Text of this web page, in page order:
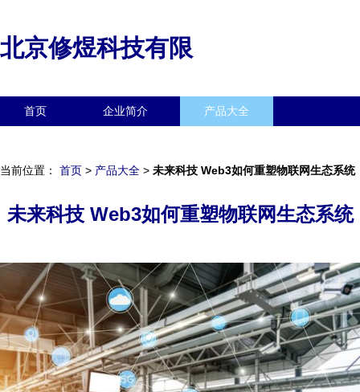
北京修煜科技有限
首页 企业简介 产品大全
当前位置： 首页 > 产品大全 > 未来科技 Web3如何重塑物联网生态系统
未来科技 Web3如何重塑物联网生态系统